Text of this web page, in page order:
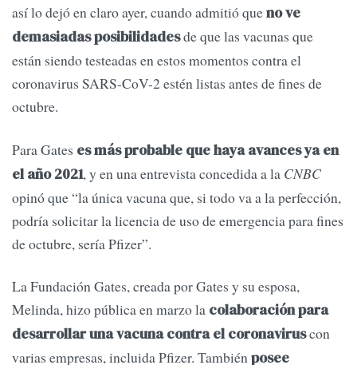
así lo dejó en claro ayer, cuando admitió queno ve
demasiadas posibilidadesde que las vacunas que
están siendo testeadas en estos momentos contra el
coronavirus SARS-CoV-2 estén listas antes de fines de
octubre.
Para Gates es más probable que haya avances ya en
el año 2021, y en una entrevista concedida a la CNBC
opinó que “la única vacuna que, si todo va a la perfección,
podría solicitar la licencia de uso de emergencia para fines
de octubre, sería Pfizer”.
La Fundación Gates, creada por Gates y su esposa,
Melinda, hizo pública en marzo la colaboración para
desarrollar una vacuna contra el coronaviruscon
varias empresas, incluida Pfizer. Tambiénposee